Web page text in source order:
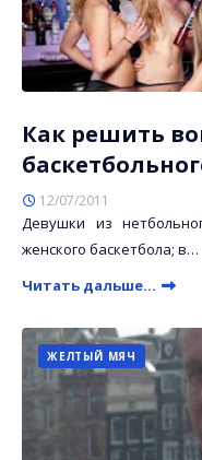
Как решить
12/07/2011
Девушки из
женского баскетбола; в…
Читать дальше...
ЖЕЛТЫЙ МЯЧ